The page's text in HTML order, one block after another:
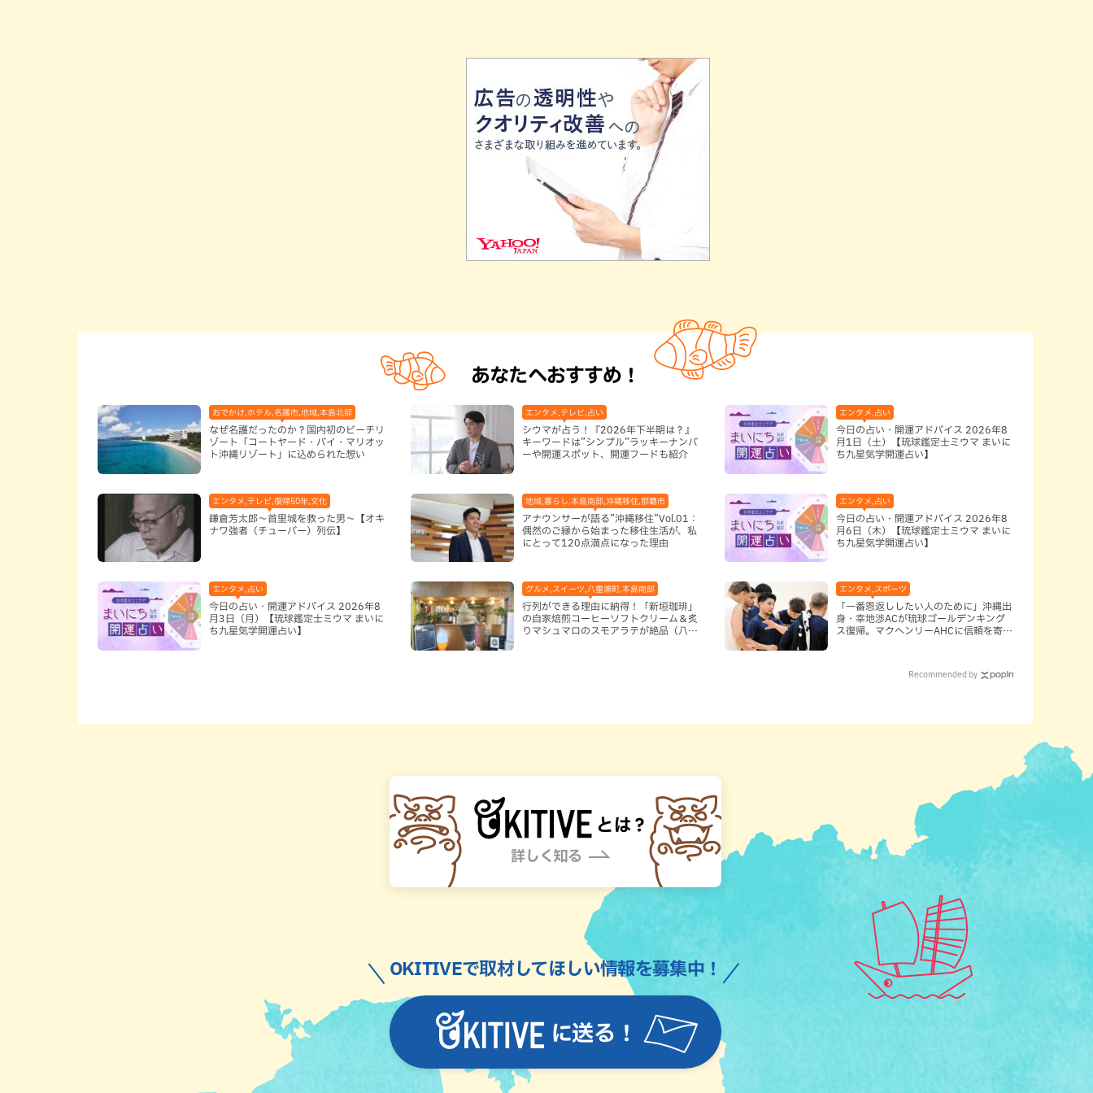
あなたへおすすめ！
おでかけ,ホテル,名護市,地域,本島北部
なぜ名護だったのか？国内初のビーチリ
ゾート「コートヤード・バイ・マリオッ
ト沖縄リゾート」に込められた想い
エンタメ,テレビ,占い
シウマが占う！『2026年下半期は？』
キーワードは”シンプル”ラッキーナンバ
ーや開運スポット、開運フードも紹介
エンタメ,占い
今日の占い・開運アドバイス 2026年8
月1日（土）【琉球鑑定士ミウマ まいに
ち九星気学開運占い】
エンタメ,テレビ,復帰50年,文化
鎌倉芳太郎～首里城を救った男～【オキ
ナワ強者（チューバー）列伝】
地域,暮らし,本島南部,沖縄移住,那覇市
アナウンサーが語る”沖縄移住”Vol.01：
偶然のご縁から始まった移住生活が、私
にとって120点満点になった理由
エンタメ,占い
今日の占い・開運アドバイス 2026年8
月6日（木）【琉球鑑定士ミウマ まいに
ち九星気学開運占い】
エンタメ,占い
今日の占い・開運アドバイス 2026年8
月3日（月）【琉球鑑定士ミウマ まいに
ち九星気学開運占い】
グルメ,スイーツ,八重瀬町,本島南部
行列ができる理由に納得！「新垣珈琲」
の自家焙煎コーヒーソフトクリーム＆炙
りマシュマロのスモアラテが絶品（八重
エンタメ,スポーツ
「一番恩返ししたい人のために」沖縄出
身・幸地渉ACが琉球ゴールデンキング
ス復帰。マクヘンリーAHCに信頼を寄せ
Recommended by
に送る！
OKITIVEで取材してほしい情報を募集中！